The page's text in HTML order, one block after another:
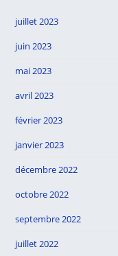
juillet 2023
juin 2023
mai 2023
avril 2023
février 2023
janvier 2023
décembre 2022
octobre 2022
septembre 2022
juillet 2022